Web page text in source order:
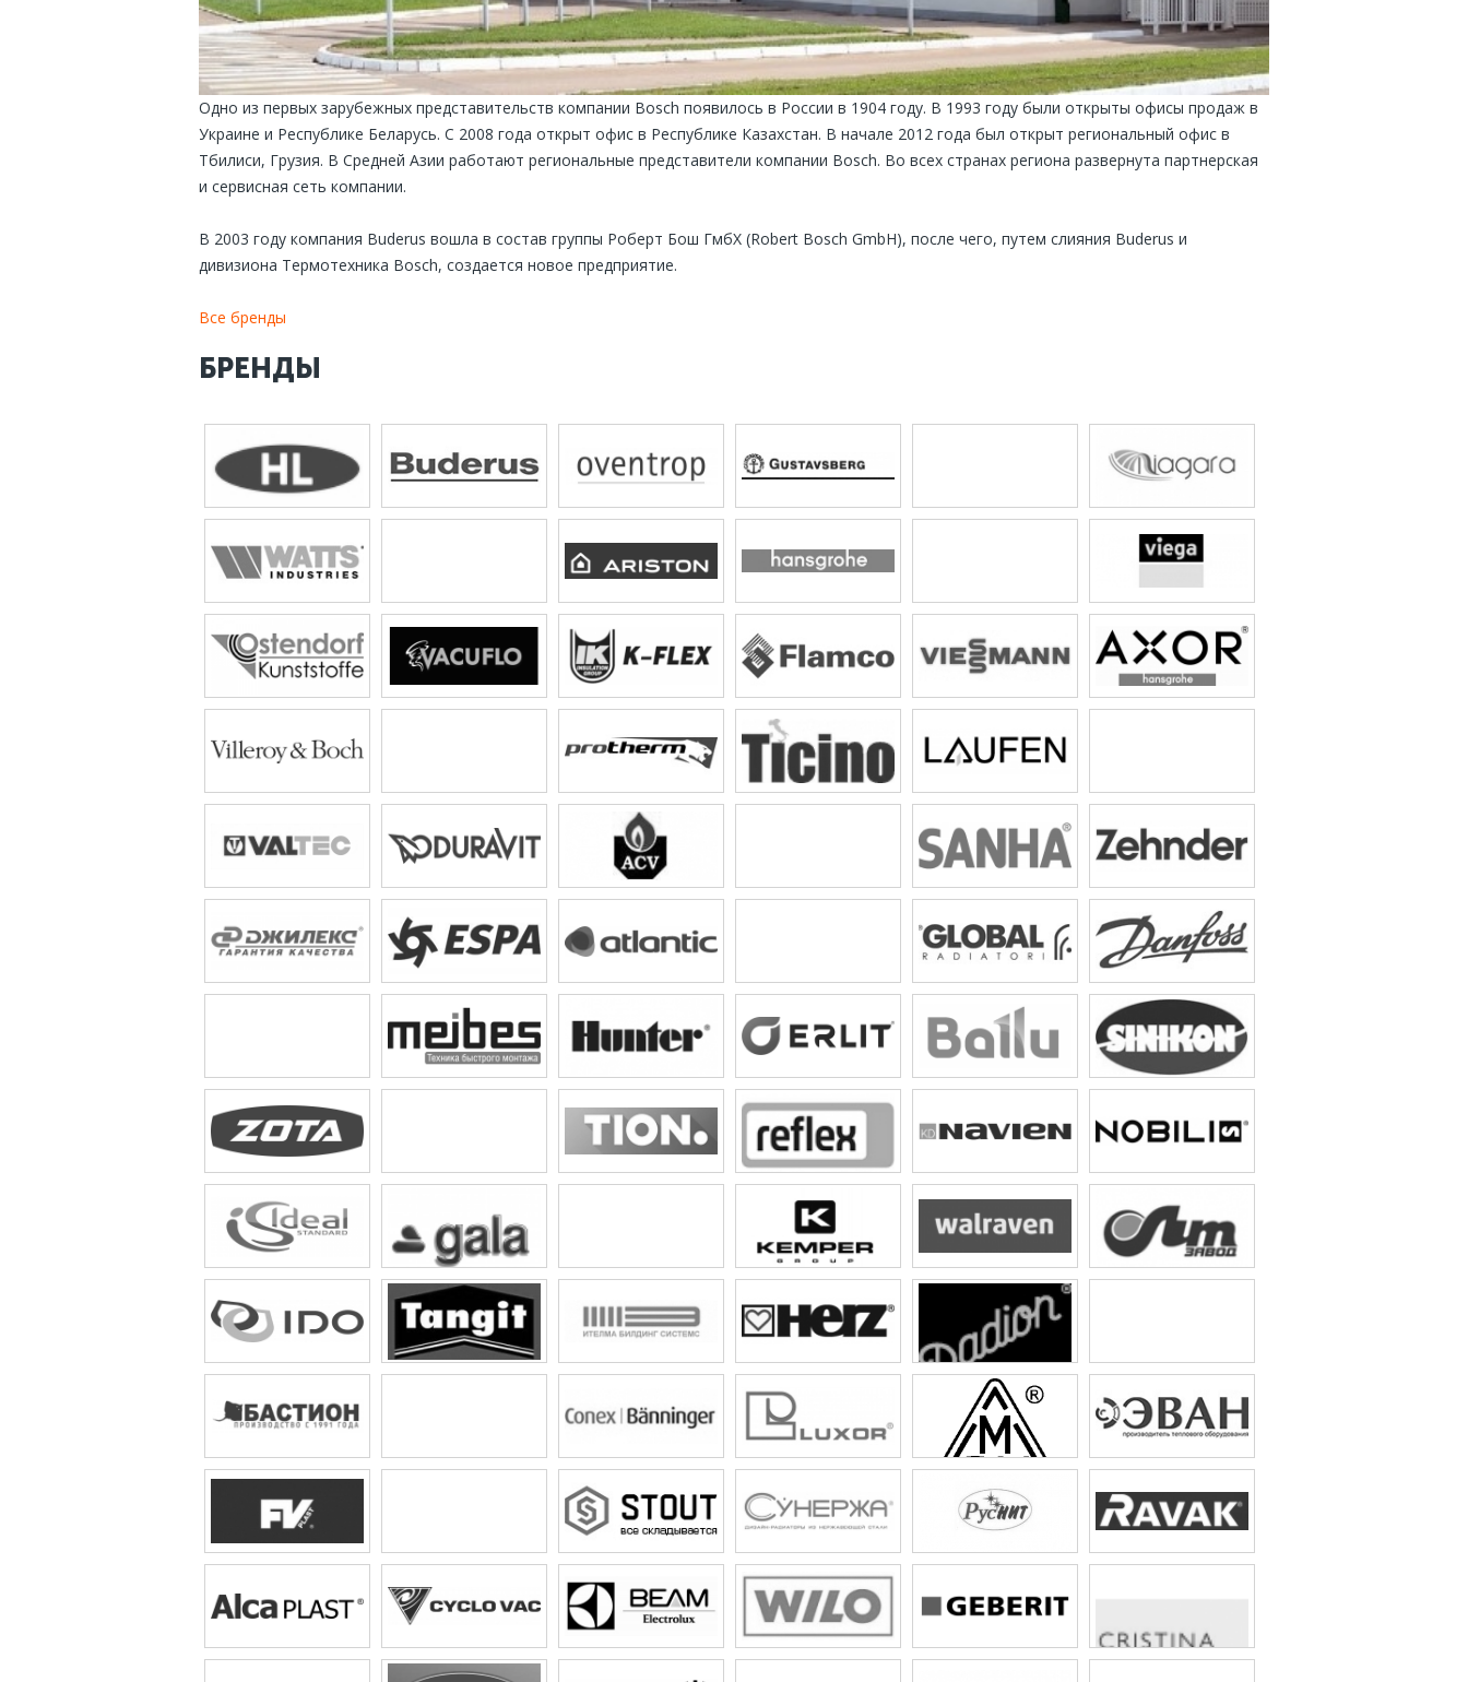
Одно из первых зарубежных представительств компании Bosch появилось в России в 1904 году. В 1993 году были открыты офисы продаж в
Украине и Республике Беларусь. С 2008 года открыт офис в Республике Казахстан. В начале 2012 года был открыт региональный офис в
Тбилиси, Грузия. В Средней Азии работают региональные представители компании Bosch. Во всех странах региона развернута партнерская
и сервисная сеть компании.
В 2003 году компания Buderus вошла в состав группы Роберт Бош ГмбХ (Robert Bosch GmbH), после чего, путем слияния Buderus и
дивизиона Термотехника Bosch, создается новое предприятие.
Все бренды
БРЕНДЫ